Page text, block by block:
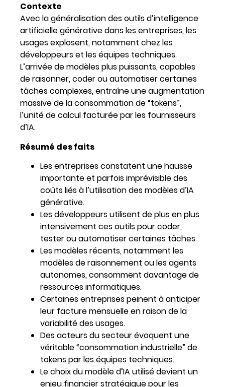
Contexte
Avec la généralisation des outils d’intelligence
artificielle générative dans les entreprises, les
usages explosent, notamment chez les
développeurs et les équipes techniques.
L’arrivée de modèles plus puissants, capables
de raisonner, coder ou automatiser certaines
tâches complexes, entraîne une augmentation
massive de la consommation de “tokens”,
l’unité de calcul facturée par les fournisseurs
d’IA.
Résumé des faits
Les entreprises constatent une hausse
importante et parfois imprévisible des
coûts liés à l’utilisation des modèles d’IA
générative.
Les développeurs utilisent de plus en plus
intensivement ces outils pour coder,
tester ou automatiser certaines tâches.
Les modèles récents, notamment les
modèles de raisonnement ou les agents
autonomes, consomment davantage de
ressources informatiques.
Certaines entreprises peinent à anticiper
leur facture mensuelle en raison de la
variabilité des usages.
Des acteurs du secteur évoquent une
véritable “consommation industrielle” de
tokens par les équipes techniques.
Le choix du modèle d’IA utilisé devient un
enjeu financier stratégique pour les